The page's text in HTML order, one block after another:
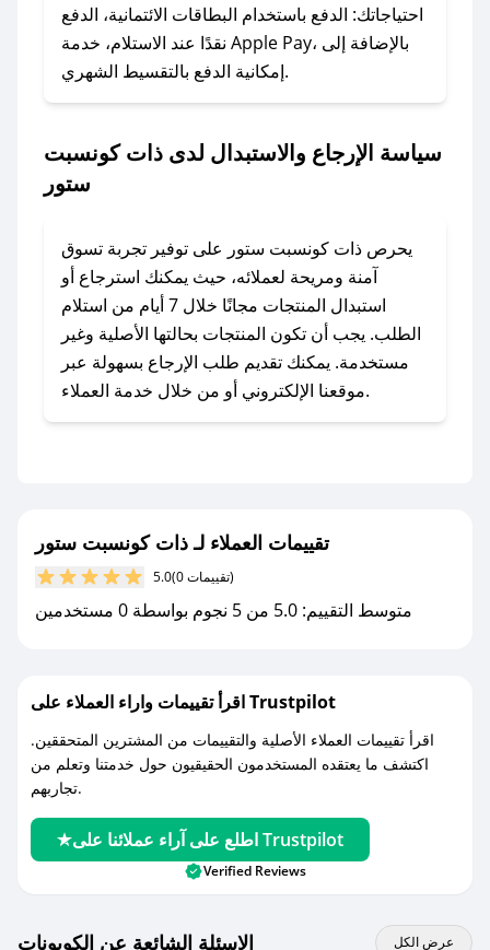
### ماذا أفعل إذا لم أجد كود خصم لمتجري
المفضل؟
في حال عدم توفر كوبونات لمتجرك المفضل، يمكنك
أسرع وقت ممكن.
ذات كونسبت ستور؟
للحصول على كوبونات وخصومات حصرية، قم بما
يلي:
في تطبيق صحصح.
- تابع حسابنا الرسمي على تويتر وقم بتفعيل زر
احتياجاتك: الدفع باستخدام البطاقات الائتمانية، الدفع
نقدًا عند الاستلام، خدمة Apple Pay، بالإضافة إلى
إمكانية الدفع بالتقسيط الشهري.
سياسة الإرجاع والاستبدال لدى ذات كونسبت
ستور
يحرص ذات كونسبت ستور على توفير تجربة تسوق
آمنة ومريحة لعملائه، حيث يمكنك استرجاع أو
استبدال المنتجات مجانًا خلال 7 أيام من استلام
الطلب. يجب أن تكون المنتجات بحالتها الأصلية وغير
مستخدمة. يمكنك تقديم طلب الإرجاع بسهولة عبر
موقعنا الإلكتروني أو من خلال خدمة العملاء.
تقييمات العملاء لـ ذات كونسبت ستور
5.0 (0 تقييمات)
متوسط التقييم: 5.0 من 5 نجوم بواسطة 0 مستخدمين
اقرأ تقييمات واراء العملاء على Trustpilot
اقرأ تقييمات العملاء الأصلية والتقييمات من المشترين المتحققين.
اكتشف ما يعتقده المستخدمون الحقيقيون حول خدمتنا وتعلم من
تجاربهم.
اطلع على آراء عملائنا على Trustpilot
Verified Reviews
الاسئلة الشائعة عن الكوبونات عرض الكل